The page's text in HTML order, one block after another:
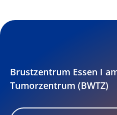
Brustzentrum Essen I
Tumorzentrum (BWTZ)